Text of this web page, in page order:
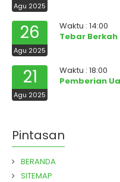
Agu 2025
26
Agu 2025
Waktu : 14:00
Tebar Berkah
21
Agu 2025
Waktu : 18:00
Pemberian
Pintasan
BERANDA
SITEMAP